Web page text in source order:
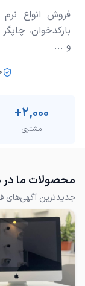
فروش انواع نرم
بارکدخوان،
و ...
2,000
+
مشتری
محصولات ما در
جدیدترین آگهی‌های